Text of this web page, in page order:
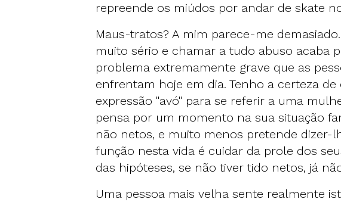
repreende os miúdos por andar de skate
Maus-tratos? A mim parece-me
muito sério e chamar a tudo abuso acaba
problema extremamente grave que as
enfrentam hoje em dia. Tenho a certeza de
expressão "avó" para se referir a uma
pensa por um momento na sua situação
não netos, e muito menos pretende dizer-
função nesta vida é cuidar da prole dos
das hipóteses, se não tiver tido netos, já
Uma pessoa mais velha sente realmente